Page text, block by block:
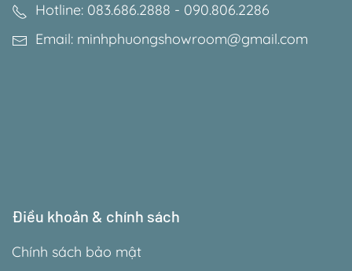
Hotline: 083.686.2888 - 090.806.2286
Email: minhphuongshowroom@gmail.com
Điều khoản & chính sách
Chính sách bảo mật